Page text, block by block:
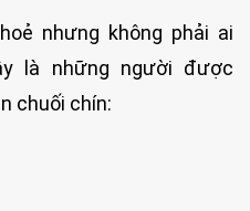
nhưng không phải ai
là những người được
chuối chín: